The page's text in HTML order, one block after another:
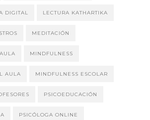
DIGITAL LECTURA KATHARTIKA
MEDITACIÓN
MINDFULNESS
AULA MINDFULNESS ESCOLAR
PSICOEDUCACIÓN
PSICÓLOGA ONLINE